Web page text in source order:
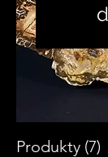
Produkty (7)